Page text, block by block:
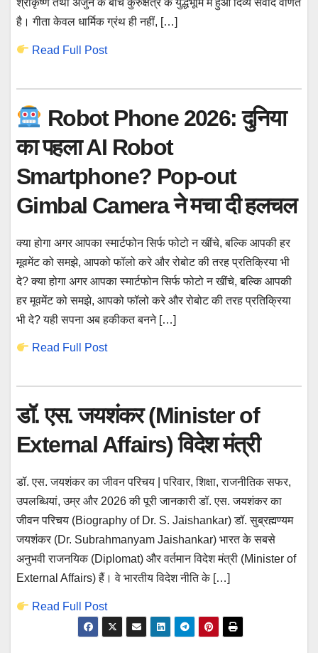
श्रीकृष्ण तथा अर्जुन के बीच कुरुक्षेत्र के युद्धभूमि में हुआ दिव्य संवाद वर्णित
है। गीता केवल धार्मिक ग्रंथ ही नहीं, […]
Read Full Post
Robot Phone 2026: दुनिया
का पहला AI Robot
Smartphone? Pop-out
Gimbal Camera ने मचा दी हलचल
क्या होगा अगर आपका स्मार्टफोन सिर्फ फोटो न खींचे, बल्कि आपकी हर
मूवमेंट को समझे, आपको फॉलो करे और रोबोट की तरह प्रतिक्रिया भी
दे? क्या होगा अगर आपका स्मार्टफोन सिर्फ फोटो न खींचे, बल्कि आपकी
हर मूवमेंट को समझे, आपको फॉलो करे और रोबोट की तरह प्रतिक्रिया
भी दे? यही सपना अब हकीकत बनने […]
Read Full Post
डॉ. एस. जयशंकर (Minister of
External Affairs) विदेश मंत्री
डॉ. एस. जयशंकर का जीवन परिचय | परिवार, शिक्षा, राजनीतिक सफर,
उपलब्धियां, उम्र और 2026 की पूरी जानकारी डॉ. एस. जयशंकर का
जीवन परिचय (Biography of Dr. S. Jaishankar) डॉ. सुब्रह्मण्यम
जयशंकर (Dr. Subrahmanyam Jaishankar) भारत के सबसे
अनुभवी राजनयिक (Diplomat) और वर्तमान विदेश मंत्री (Minister of
External Affairs) हैं। वे भारतीय विदेश नीति के […]
Read Full Post